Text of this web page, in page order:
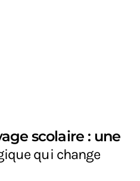
scolaire : une
qui change